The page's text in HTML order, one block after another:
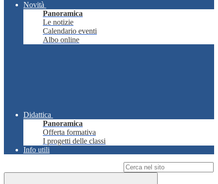
Novità
Panoramica
Le notizie
Calendario eventi
Albo online
Didattica
Panoramica
Offerta formativa
I progetti delle classi
Info utili